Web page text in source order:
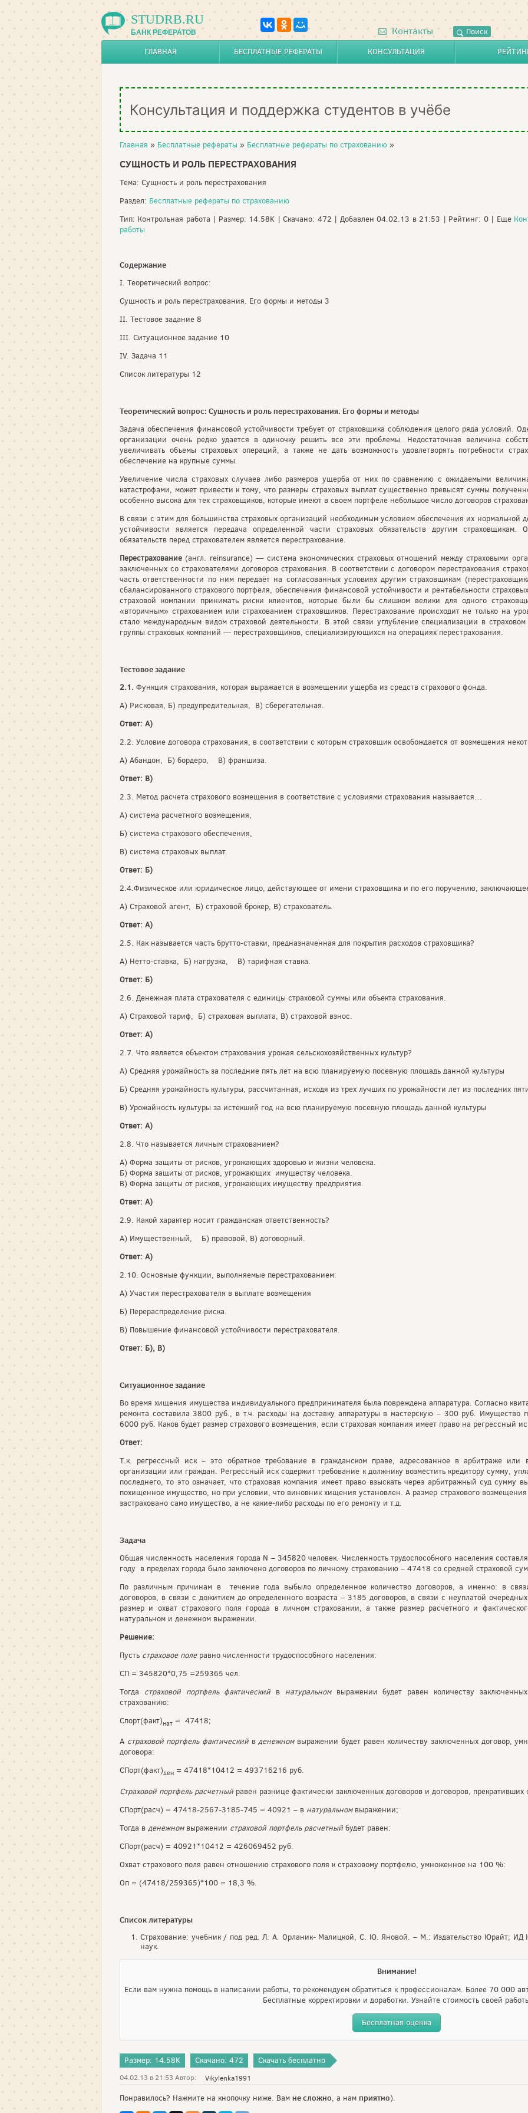
STUDRB.RU
БАНК РЕФЕРАТОВ Контакты
Поиск
ГЛАВНАЯ
БЕСПЛАТНЫЕ РЕФЕРАТЫ КОНСУЛЬТАЦИЯ
Консультация и поддержка студентов в учёбе
Главная » Бесплатные рефераты » Бесплатные рефераты по страхованию »
СУЩНОСТЬ И РОЛЬ ПЕРЕСТРАХОВАНИЯ
Тема: Сущность и роль перестрахования
Раздел: Бесплатные рефераты по страхованию
Тип: Контрольная работа | Размер: 14.58K | Скачано: 472 | Добавлен 04.02.13 в 21:53 | Рейтинг: 0 | Еще
работы
Содержание
I. Теоретический вопрос:
Сущность и роль перестрахования. Его формы и методы 3
II. Тестовое задание 8
III. Ситуационное задание 10
IV. Задача 11
Список литературы 12
Теоретический вопрос: Сущность и роль перестрахования. Его формы и методы
Задача обеспечения финансовой устойчивости требует от страховщика соблюдения целого ряда условий.
организации очень редко удается в одиночку решить все эти проблемы. Недостаточная величина
увеличивать объемы страховых операций, а также не дать возможность удовлетворять потребности
обеспечение на крупные суммы.
Увеличение числа страховых случаев либо размеров ущерба от них по сравнению с ожидаемыми
катастрофами, может привести к тому, что размеры страховых выплат существенно превысят суммы
особенно высока для тех страховщиков, которые имеют в своем портфеле небольшое число договоров
В связи с этим для большинства страховых организаций необходимым условием обеспечения их нормальной
устойчивости является передача определенной части страховых обязательств другим страховщикам.
обязательств перед страхователем является перестрахование.
Перестрахование (англ. reinsurance) — система экономических страховых отношений между страховыми
заключенных со страхователями договоров страхования. В соответствии с договором перестрахования
часть ответственности по ним передаёт на согласованных условиях другим страховщикам
сбалансированного страхового портфеля, обеспечения финансовой устойчивости и рентабельности
страховой компании принимать риски клиентов, которые были бы слишком велики для одного
«вторичным» страхованием или страхованием страховщиков. Перестрахование происходит не только на
стало международным видом страховой деятельности. В этой связи углубление специализации в
группы страховых компаний — перестраховщиков, специализирующихся на операциях перестрахования.
Тестовое задание
2.1. Функция страхования, которая выражается в возмещении ущерба из средств страхового фонда.
А) Рисковая, Б) предупредительная, В) сберегательная.
Ответ: А)
2.2. Условие договора страхования, в соответствии с которым страховщик освобождается от возмещения
А) Абандон, Б) бордеро, В) франшиза.
Ответ: В)
2.3. Метод расчета страхового возмещения в соответствие с условиями страхования называется…
А) система расчетного возмещения,
Б) система страхового обеспечения,
В) система страховых выплат.
Ответ: Б)
2.4.Физическое или юридическое лицо, действующее от имени страховщика и по его поручению,
А) Страховой агент, Б) страховой брокер, В) страхователь.
Ответ: А)
2.5. Как называется часть брутто-ставки, предназначенная для покрытия расходов страховщика?
А) Нетто-ставка, Б) нагрузка, В) тарифная ставка.
Ответ: Б)
2.6. Денежная плата страхователя с единицы страховой суммы или объекта страхования.
А) Страховой тариф, Б) страховая выплата, В) страховой взнос.
Ответ: А)
2.7. Что является объектом страхования урожая сельскохозяйственных культур?
А) Средняя урожайность за последние пять лет на всю планируемую посевную площадь данной культуры
Б) Средняя урожайность культуры, рассчитанная, исходя из трех лучших по урожайности лет из последних
В) Урожайность культуры за истекший год на всю планируемую посевную площадь данной культуры
Ответ: А)
2.8. Что называется личным страхованием?
А) Форма защиты от рисков, угрожающих здоровью и жизни человека.
Б) Форма защиты от рисков, угрожающих имуществу человека.
В) Форма защиты от рисков, угрожающих имуществу предприятия.
Ответ: А)
2.9. Какой характер носит гражданская ответственность?
А) Имущественный, Б) правовой, В) договорный.
Ответ: А)
2.10. Основные функции, выполняемые перестрахованием:
А) Участия перестрахователя в выплате возмещения
Б) Перераспределение риска.
В) Повышение финансовой устойчивости перестрахователя.
Ответ: Б), В)
Ситуационное задание
Во время хищения имущества индивидуального предпринимателя была повреждена аппаратура. Согласно
ремонта составила 3800 руб., в т.ч. расходы на доставку аппаратуры в мастерскую – 300 руб. Имущество
6000 руб. Каков будет размер страхового возмещения, если страховая компания имеет право на регрессный
Ответ:
Т.к. регрессный иск – это обратное требование в гражданском праве, адресованное в арбитраже
организации или граждан. Регрессный иск содержит требование к должнику возместить кредитору сумму,
последнего, то это означает, что страховая компания имеет право взыскать через арбитражный суд сумму
похищенное имущество, но при условии, что виновник хищения установлен. А размер страхового
застраховано само имущество, а не какие-либо расходы по его ремонту и т.д.
Задача
Общая численность населения города N – 345820 человек. Численность трудоспособного населения
году в пределах города было заключено договоров по личному страхованию – 47418 со средней страховой
По различным причинам в течение года выбыло определенное количество договоров, а именно: в
договоров, в связи с дожитием до определенного возраста – 3185 договоров, в связи с неуплатой
размер и охват страхового поля города в личном страховании, а также размер расчетного и
натуральном и денежном выражении.
Решение:
Пусть страховое полеравно численности трудоспособного населения:
СП = 345820*0,75 =259365 чел.
Тогда страховой портфель фактический в натуральномвыражении будет равен количеству
страхованию:
Спорт(факт)нат = 47418;
А страховой портфель фактический вденежномвыражении будет равен количеству заключенных договор,
договора:
СПорт(факт)ден = 47418*10412 = 493716216 руб.
Страховой портфель расчетный равен разнице фактически заключенных договоров и договоров, прекративших
СПорт(расч) = 47418-2567-3185-745 = 40921 – в натуральномвыражении;
Тогда в денежномвыражении страховой портфель расчетный будет равен:
СПорт(расч) = 40921*10412 = 426069452 руб.
Охват страхового поля равен отношению страхового поля к страховому портфелю, умноженное на 100 %:
Оп = (47418/259365)*100 = 18,3 %.
Список литературы
Страхование: учебник / под ред. Л. А. Орланик- Малицкой, С. Ю. Яновой. – М.: Издательство Юрайт;
наук.
Внимание!
Если вам нужна помощь в написании работы, то рекомендуем обратиться к профессионалам. Более 70 000
Бесплатные корректировки и доработки. Узнайте стоимость своей
Бесплатная оценка
Размер: 14.58K Скачано: 472 Скачать бесплатно
04.02.13 в 21:53 Автор: Vikylenka1991
Понравилось? Нажмите на кнопочку ниже. Вам не сложно, а нам приятно).